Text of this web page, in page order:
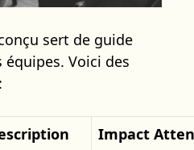
sert de guide
équipes. Voici des
Impact